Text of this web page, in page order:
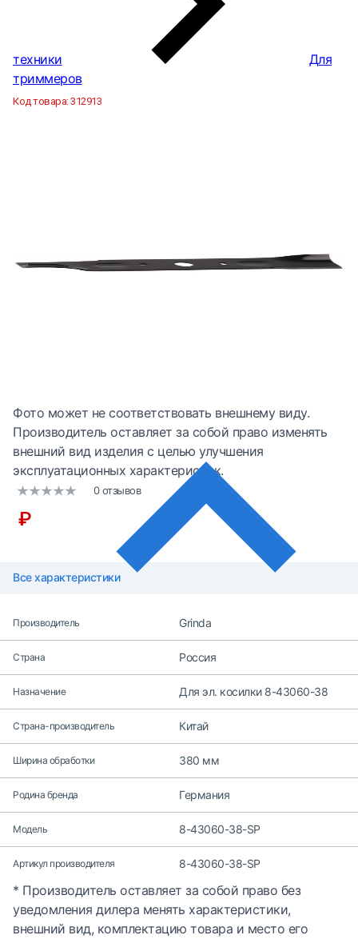
техники
Для
триммеров
Код товара:312913
Фото может не соответствовать внешнему виду.
Производитель оставляет за собой право изменять
внешний вид изделия с целью улучшения
эксплуатационных характеристик.
0 отзывов
₽
Все характеристики
Производитель Grinda
Страна Россия
Назначение Для эл. косилки 8-43060-38
Страна-производитель Китай
Ширина обработки 380 мм
Родина бренда Германия
Модель 8-43060-38-SP
Артикул производителя 8-43060-38-SP
* Производитель оставляет за собой право без
уведомления дилера менять характеристики,
внешний вид, комплектацию товара и место его